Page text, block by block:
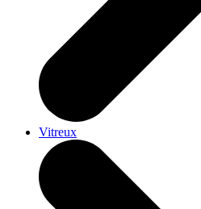
Vitreux